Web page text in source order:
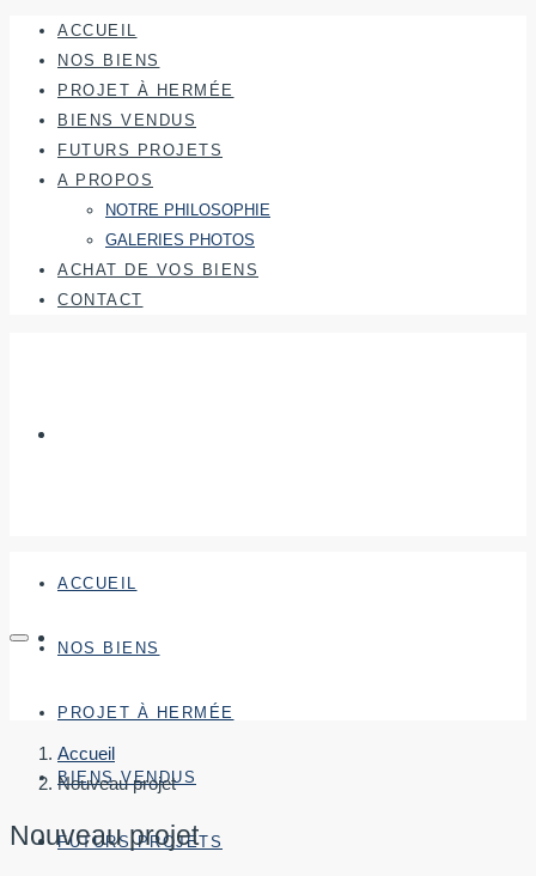
ACCUEIL
NOS BIENS
PROJET À HERMÉE
BIENS VENDUS
FUTURS PROJETS
A PROPOS
NOTRE PHILOSOPHIE
GALERIES PHOTOS
ACHAT DE VOS BIENS
CONTACT
ACCUEIL
NOS BIENS
PROJET À HERMÉE
BIENS VENDUS
FUTURS PROJETS
Accueil
Nouveau projet
Nouveau projet